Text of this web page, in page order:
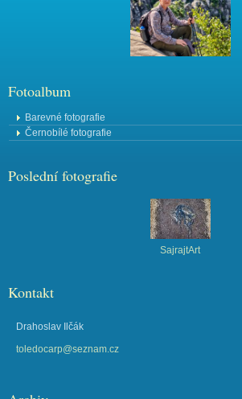
Fotoalbum
Barevné fotografie
Černobílé fotografie
Poslední fotografie
SajrajtArt
Kontakt
Drahoslav Ilčák
toledocarp@seznam.cz